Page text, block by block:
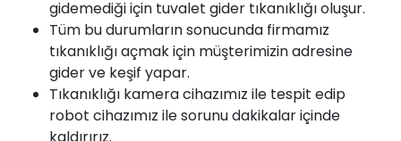
gidemediği için tuvalet gider tıkanıklığı oluşur.
Tüm bu durumların sonucunda firmamız
tıkanıklığı açmak için müşterimizin adresine
gider ve keşif yapar.
Tıkanıklığı kamera cihazımız ile tespit edip
robot cihazımız ile sorunu dakikalar içinde